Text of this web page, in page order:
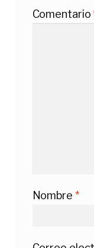
Comentario
Nombre *